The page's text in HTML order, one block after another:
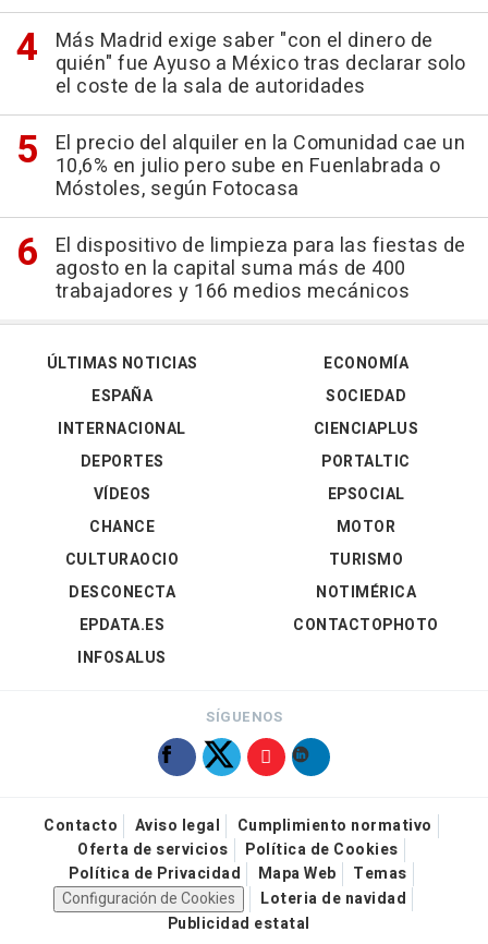
Más Madrid exige saber "con el dinero de
quién" fue Ayuso a México tras declarar solo
el coste de la sala de autoridades
El precio del alquiler en la Comunidad cae un
10,6% en julio pero sube en Fuenlabrada o
Móstoles, según Fotocasa
El dispositivo de limpieza para las fiestas de
agosto en la capital suma más de 400
trabajadores y 166 medios mecánicos
ÚLTIMAS NOTICIAS
ESPAÑA
INTERNACIONAL
DEPORTES
VÍDEOS
ECONOMÍA
SOCIEDAD
CIENCIAPLUS
PORTALTIC
EPSOCIAL
CHANCE
CULTURAOCIO
DESCONECTA
EPDATA.ES
INFOSALUS
MOTOR
TURISMO
NOTIMÉRICA
CONTACTOPHOTO
SÍGUENOS
Contacto Aviso legal
Cumplimiento normativo
Oferta de servicios
Política de Cookies
Política de Privacidad
Mapa Web
Temas
Configuración de Cookies
Loteria de navidad
Publicidad estatal